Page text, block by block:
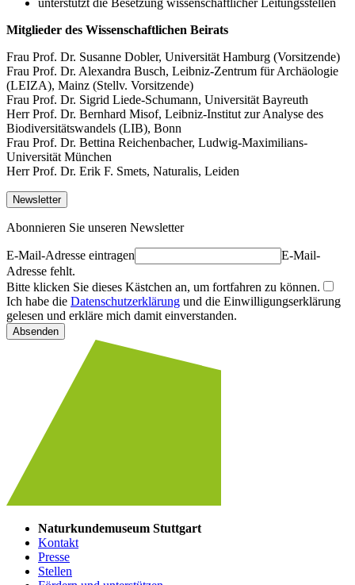
Mitglieder des Wissenschaftlichen Beirats
Frau Prof. Dr. Susanne Dobler, Universität Hamburg (Vorsitzende)
Frau Prof. Dr. Alexandra Busch, Leibniz-Zentrum für Archäologie
(LEIZA), Mainz (Stellv. Vorsitzende)
Frau Prof. Dr. Sigrid Liede-Schumann, Universität Bayreuth
Herr Prof. Dr. Bernhard Misof, Leibniz-Institut zur Analyse des
Biodiversitätswandels (LIB), Bonn
Frau Prof. Dr. Bettina Reichenbacher, Ludwig-Maximilians-
Universität München
Herr Prof. Dr. Erik F. Smets, Naturalis, Leiden
Newsletter
Abonnieren Sie unseren Newsletter
E-Mail-Adresse eintragen
E-Mail-
Adresse fehlt.
Bitte klicken Sie dieses Kästchen an, um fortfahren zu können.
Ich habe die Datenschutzerklärung und die Einwilligungserklärung
gelesen und erkläre mich damit einverstanden.
Absenden
Naturkundemuseum Stuttgart
Kontakt
Presse
Stellen